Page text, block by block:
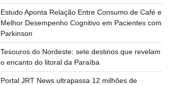
Estudo Aponta Relação Entre Consumo de Café e
Melhor Desempenho Cognitivo em Pacientes com
Parkinson
Tesouros do Nordeste: sete destinos que revelam
o encanto do litoral da Paraíba
Portal JRT News ultrapassa 12 milhões de